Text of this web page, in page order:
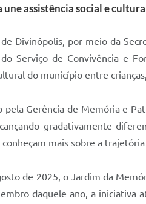
assistência social e
Divinópolis, por meio da
do Serviço de Convivência e
do município entre
pela Gerência de Memória e
gradativamente
mais sobre a
de 2025, o Jardim da
daquele ano, a iniciativa